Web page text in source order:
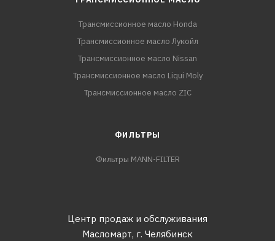
Трансмиссионное масло Honda
Трансмиссионное масло Лукойл
Трансмиссионное масло Nissan
Трансмиссионное масло Liqui Moly
Трансмиссионное масло ZIC
ФИЛЬТРЫ
Фильтры MANN-FILTER
Центр продаж и обслуживания
Масломарт, г. Челябинск